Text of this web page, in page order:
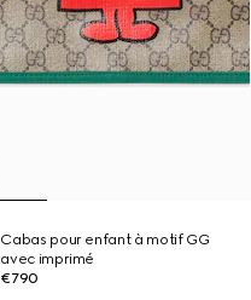
Cabas pour enfant à motif GG
avec imprimé
€790